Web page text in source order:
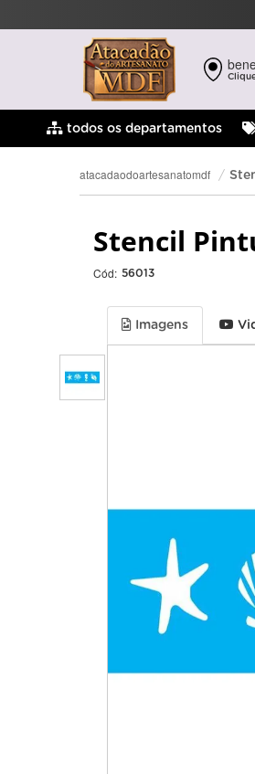
todos os departamentos
atacadaodoartesanatomdf
Stencil
Cód: 56013
Imagens